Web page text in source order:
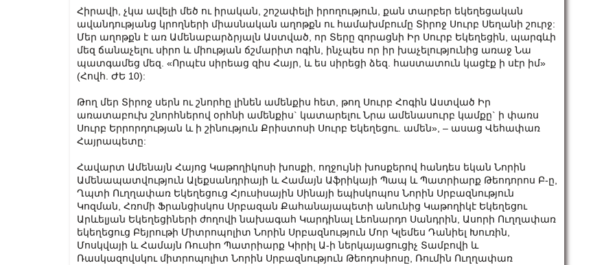
Հիրավի, չկա ավելի մեծ ու իրական, շոշափելի իրողություն, քան տարբեր եկեղեցական
ավանդությանց կրողների միասնական աղոթքն ու համախմբումը Տիրոջ Սուրբ Սեղանի շուրջ:
Մեր աղոթքն է առ Ամենաբարձրյալն Աստված, որ Տերը զորացնի Իր Սուրբ Եկեղեցին, պարգևի
մեզ ճանաչելու սիրո և միության ճշմարիտ ոգին, ինչպես որ իր խաչելությունից առաջ Նա
պատգամեց մեզ. «Որպէս սիրեաց զիս Հայր, և ես սիրեցի ձեզ. հաստատուն կացէք ի սէր իմ»
(Հովհ. ԺԵ 10):
Թող մեր Տիրոջ սերն ու շնորհը լինեն ամենքիս հետ, թող Սուրբ Հոգին Աստված Իր
առատաբուխ շնորհներով օրհնի ամենքիս` կատարելու Նրա ամենասուրբ կամքը` ի փառս
Սուրբ Երրորդության և ի շինություն Քրիստոսի Սուրբ Եկեղեցու. ամեն», – ասաց Վեհափառ
Հայրապետը:
Հավարտ Ամենայն Հայոց Կաթողիկոսի խոսքի, ողջույնի խոսքերով հանդես եկան Նորին
Ամենապատվություն Ալեքսանդրիայի և Համայն Աֆրիկայի Պապ և Պատրիարք Թեոդորոս Բ-ը,
Ղպտի Ուղղափառ Եկեղեցուց Հյուսիսային Սինայի եպիսկոպոս Նորին Սրբազնություն
Կոզման, Հռոմի Ֆրանցիսկոս Սրբազան Քահանայապետի անունից Կաթողիկէ Եկեղեցու
Արևելյան Եկեղեցիների ժողովի նախագահ Կարդինալ Լեոնարդո Սանդրին, Ասորի Ուղղափառ
եկեղեցուց Բեյրութի Միտրոպոլիտ Նորին Սրբազնություն Մոր Կլեմես Դանիել Խուռին,
Մոսկվայի և Համայն Ռուսիո Պատրիարք Կիրիլ Ա-ի ներկայացուցիչ Տամբովի և
Ռասկազովսկու միտրոպոլիտ Նորին Սրբազնություն Թեոդոսիոսը, Ռումին Ուղղափառ